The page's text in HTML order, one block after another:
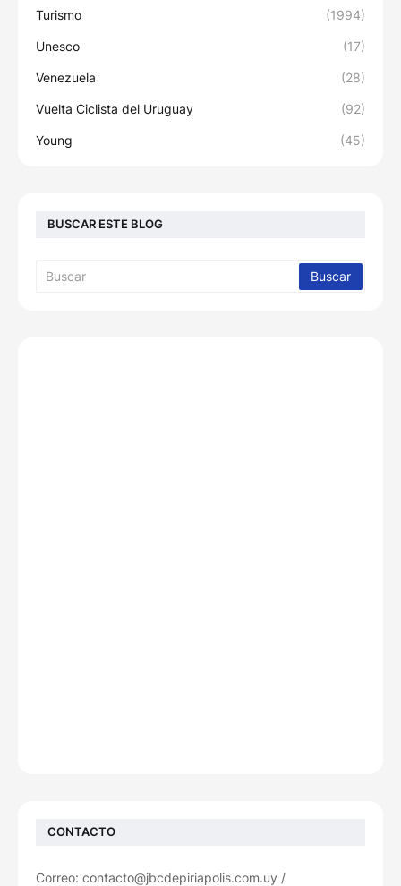
Turismo (1994)
Unesco (17)
Venezuela (28)
Vuelta Ciclista del Uruguay (92)
Young (45)
BUSCAR ESTE BLOG
CONTACTO
Correo: contacto@jbcdepiriapolis.com.uy /